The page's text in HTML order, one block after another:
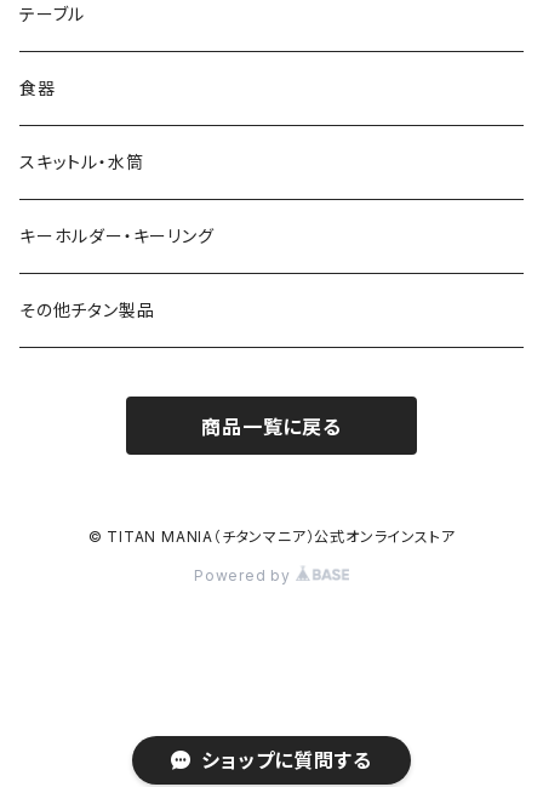
ショップに質問する
リッド（蓋）
テーブル
食器
スキットル・水筒
キーホルダー・キーリング
その他チタン製品
商品一覧に戻る
© TITAN MANIA（チタンマニア）公式オンラインストア
Powered by